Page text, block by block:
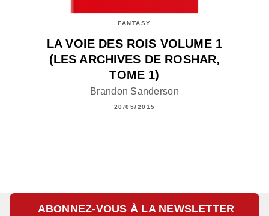
FANTASY
LA VOIE DES ROIS VOLUME 1
(LES ARCHIVES DE ROSHAR,
TOME 1)
Brandon Sanderson
20/05/2015
ABONNEZ-VOUS À LA NEWSLETTER